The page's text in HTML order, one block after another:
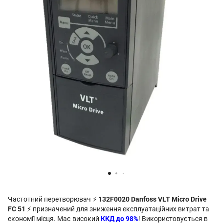
Частотний перетворювач ⚡ 132F0020 Danfoss VLT Micro Drive
FC 51 ⚡ призначений для зниження експлуатаційних витрат та
економії місця. Має високий ККД до 98%! Використовується в